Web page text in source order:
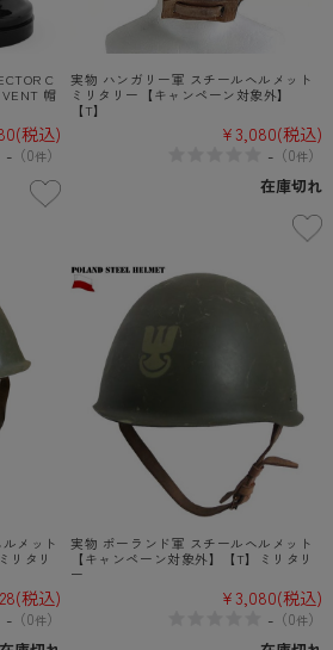
C
帽
(税込)
-（0件）
実物 ハンガリー軍 スチールヘルメット
ミリタリー【キャンペーン対象外】
【T】
¥3,080(税込)
- （0件）
在庫切れ
メット
リタリ
(税込)
-（0件）
実物 ポーランド軍 スチールヘルメット
【キャンペーン対象外】【T】ミリタリ
ー
¥3,080(税込)
- （0件）